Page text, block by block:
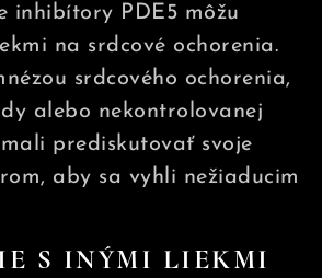
inhibítory PDE5 môžu
na srdcové ochorenia.
srdcového ochorenia,
alebo nekontrolovanej
prediskutovať svoje
aby sa vyhli nežiaducim
S INÝMI LIEKMI